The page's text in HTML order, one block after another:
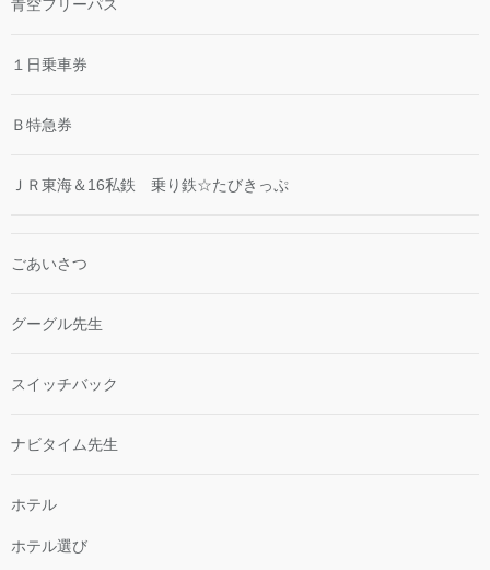
青空フリーパス
１日乗車券
Ｂ特急券
ＪＲ東海＆16私鉄 乗り鉄☆たびきっぷ
ごあいさつ
グーグル先生
スイッチバック
ナビタイム先生
ホテル
ホテル選び